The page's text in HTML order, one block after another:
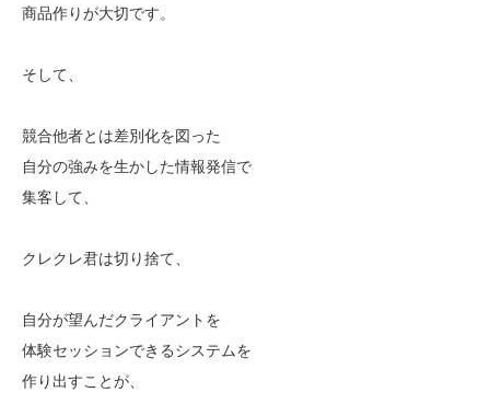
商品作りが大切です。
そして、
競合他者とは差別化を図った
自分の強みを生かした情報発信で
集客して、
クレクレ君は切り捨て、
自分が望んだクライアントを
体験セッションできるシステムを
作り出すことが、